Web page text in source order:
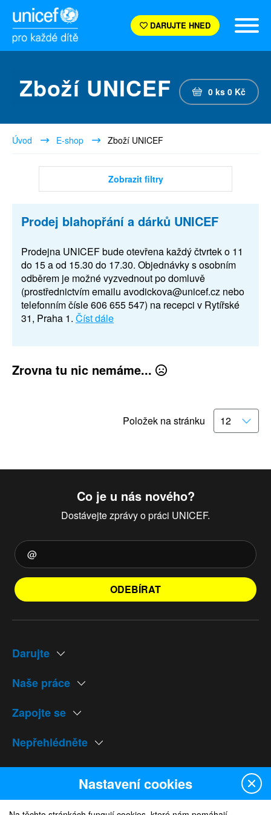
DARUJTE HNED
Zboží UNICEF 0 ks 0 Kč
Úvod E-shop Zboží UNICEF
Zobrazit filtry
Prodej blahopřání a dárků UNICEF
Prodejna UNICEF bude otevřena každý čtvrtek o 11
do 15 a od 15.30 do 17.30. Objednávky s osobním
odběrem je možné vyzvednout po domluvě
(prostřednictvím emailu avodickova@unicef.cz nebo
telefonním čísle 606 655 547) na recepci v Rytířské
31, Praha 1. Číst dále
Zrovna tu nic nemáme...
Položek na stránku
Co je u nás nového?
Dostávejte zprávy o práci UNICEF.
ODEBÍRAT
Darujte
Naše práce
Zapojte se
Nepřehlédněte
Naše weby
Nastavení cookies